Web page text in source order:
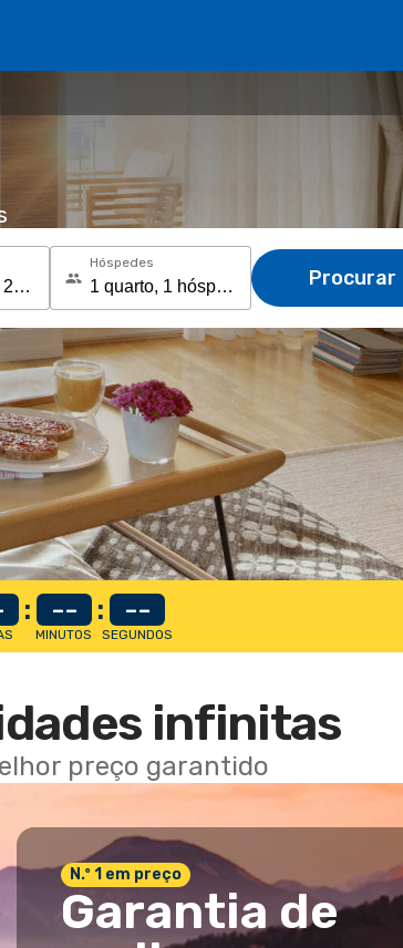
Hóspedes
Procurar
: --
MINUTOS
: --
SEGUNDOS
infinitas
preço garantido
N.º 1 em preço
Garantia de